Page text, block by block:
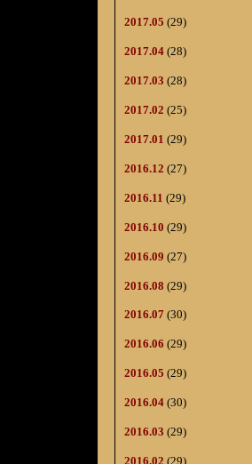
2017.05 (29)
2017.04 (28)
2017.03 (28)
2017.02 (25)
2017.01 (29)
2016.12 (27)
2016.11 (29)
2016.10 (29)
2016.09 (27)
2016.08 (29)
2016.07 (30)
2016.06 (29)
2016.05 (29)
2016.04 (30)
2016.03 (29)
2016.02 (29)